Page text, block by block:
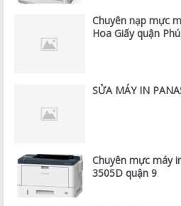
Chuyên nạp mực
Hoa Giấy quận
SỬA MÁY IN
Chuyên mực máy
3505D quận 9